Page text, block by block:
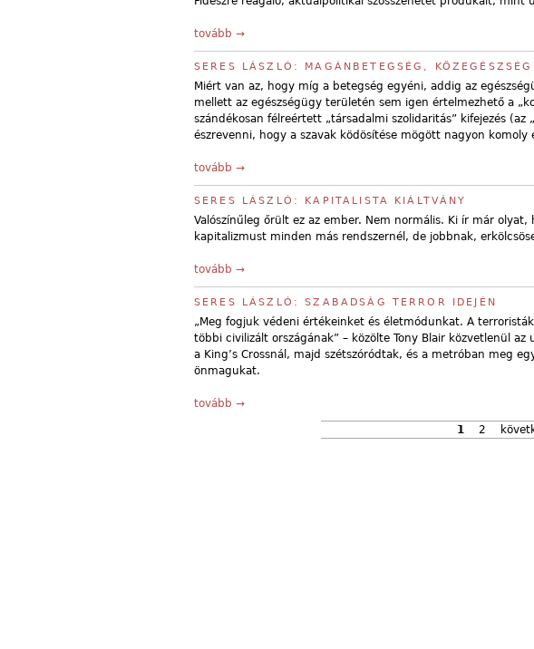
tovább →
SERES LÁSZLÓ: MAGÁNBETEGSÉG, KÖZEGÉSZSÉG
Miért van az, hogy míg a betegség egyéni, addig az
mellett az egészségügy területén sem igen értelmezhető a
szándékosan félreértett „társadalmi szolidaritás” kifejezés
észrevenni, hogy a szavak ködösítése mögött nagyon
tovább →
SERES LÁSZLÓ: KAPITALISTA KIÁLTVÁNY
Valószínűleg őrült ez az ember. Nem normális. Ki ír már
kapitalizmust minden más rendszernél, de jobbnak,
tovább →
SERES LÁSZLÓ: SZABADSÁG TERROR IDEJÉN
„Meg fogjuk védeni értékeinket és életmódunkat. A
többi civilizált országának” – közölte Tony Blair közvetlenül
a King’s Crossnál, majd szétszóródtak, és a metróban meg
önmagukat.
tovább →
1 2